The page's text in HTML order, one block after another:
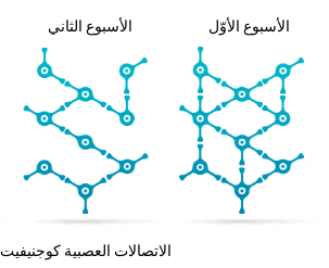
الأسبوع الأوّل الأسبوع الثاني
الاتصالات العصبية كوجنيفيت